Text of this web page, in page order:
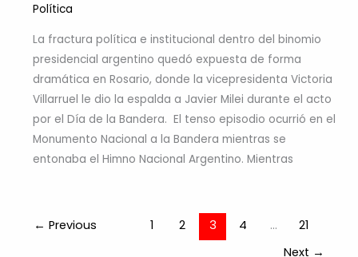
Política
La fractura política e institucional dentro del binomio
presidencial argentino quedó expuesta de forma
dramática en Rosario, donde la vicepresidenta Victoria
Villarruel le dio la espalda a Javier Milei durante el acto
por el Día de la Bandera. El tenso episodio ocurrió en el
Monumento Nacional a la Bandera mientras se
entonaba el Himno Nacional Argentino. Mientras
← Previous 1 2 3 4 …
21
Next →